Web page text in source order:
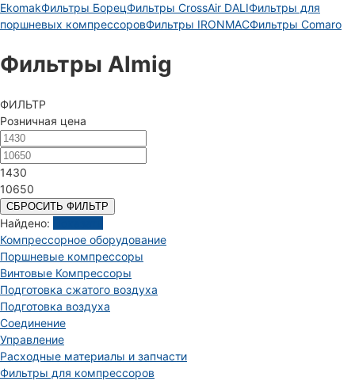
EkomakФильтры БорецФильтры CrossAir DALIФильтры для
поршневых компрессоровФильтры IRONMACФильтры Comaro
Фильтры Almig
ФИЛЬТР
Розничная цена
1430
10650
СБРОСИТЬ ФИЛЬТР
Найдено:
Компрессорное оборудование
Поршневые компрессоры
Винтовые Компрессоры
Подготовка сжатого воздуха
Подготовка воздуха
Соединение
Управление
Расходные материалы и запчасти
Фильтры для компрессоров